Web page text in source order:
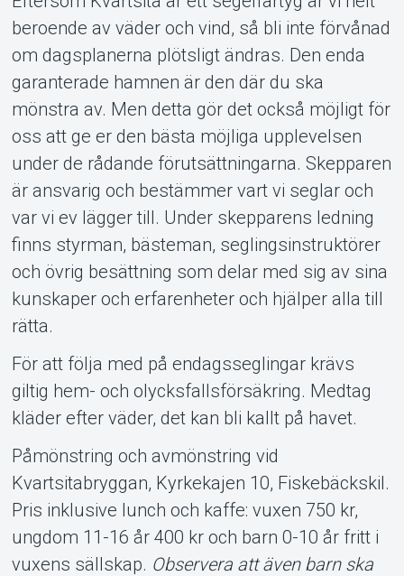
beroende av väder och vind, så bli inte förvånad
om dagsplanerna plötsligt ändras. Den enda
garanterade hamnen är den där du ska
mönstra av. Men detta gör det också möjligt för
oss att ge er den bästa möjliga upplevelsen
under de rådande förutsättningarna. Skepparen
är ansvarig och bestämmer vart vi seglar och
var vi ev lägger till. Under skepparens ledning
finns styrman, bästeman, seglingsinstruktörer
och övrig besättning som delar med sig av sina
kunskaper och erfarenheter och hjälper alla till
rätta.
För att följa med på endagsseglingar krävs
giltig hem- och olycksfallsförsäkring. Medtag
kläder efter väder, det kan bli kallt på havet.
Påmönstring och avmönstring vid
Kvartsitabryggan, Kyrkekajen 10, Fiskebäckskil.
Pris inklusive lunch och kaffe: vuxen 750 kr,
ungdom 11-16 år 400 kr och barn 0-10 år fritt i
vuxens sällskap. Observera att även barn ska